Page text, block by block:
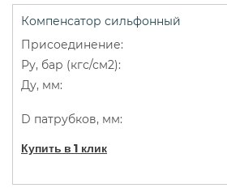
Компенсатор сильфонный
Купить в 1 клик